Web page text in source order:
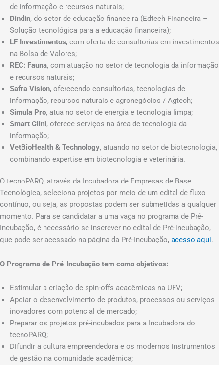
de informação e recursos naturais;
Dindin, do setor de educação financeira (Edtech Financeira –
Solução tecnológica para a educação financeira);
LF Investimentos, com oferta de consultorias em investimentos
na Bolsa de Valores;
REC: Fauna, com atuação no setor de tecnologia da informação
e recursos naturais;
Safra Vision, oferecendo consultorias, tecnologias de
informação, recursos naturais e agronegócios / Agtech;
Simula Pro, atua no setor de energia e tecnologia limpa;
Smart Clini, oferece serviços na área de tecnologia da
informação;
VetBioHealth & Technology, atuando no setor de biotecnologia,
combinando expertise em biotecnologia e veterinária.
O tecnoPARQ, através da Incubadora de Empresas de Base
Tecnológica, seleciona projetos por meio de um edital de fluxo
contínuo, ou seja, as propostas podem ser submetidas a qualquer
momento. Para se candidatar a uma vaga no programa de Pré-
Incubação, é necessário se inscrever no edital de Pré-incubação,
que pode ser acessado na página da Pré-Incubação, acesso aqui.
O Programa de Pré-Incubação tem como objetivos:
Estimular a criação de spin-offs acadêmicas na UFV;
Apoiar o desenvolvimento de produtos, processos ou serviços
inovadores com potencial de mercado;
Preparar os projetos pré-incubados para a Incubadora do
tecnoPARQ;
Difundir a cultura empreendedora e os modernos instrumentos
de gestão na comunidade acadêmica;